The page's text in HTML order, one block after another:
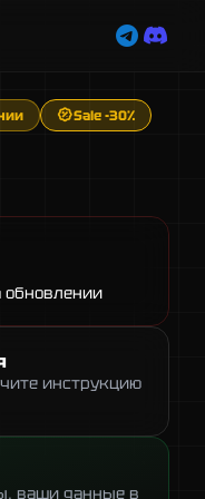
Sale -30%
обновлении
инструкцию
ваши данные в